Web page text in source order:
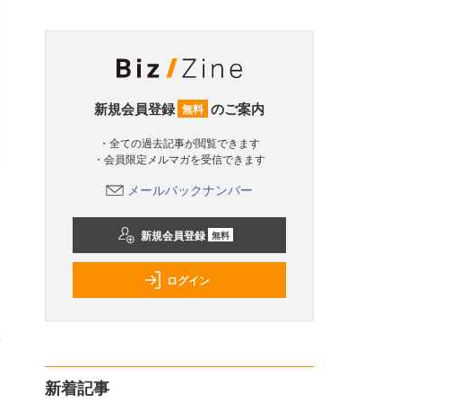
新規会員登録 無料 のご案内
・全ての過去記事が閲覧できます
・会員限定メルマガを受信できます
メールバックナンバー
新規会員登録 無料
ログイン
新着記事